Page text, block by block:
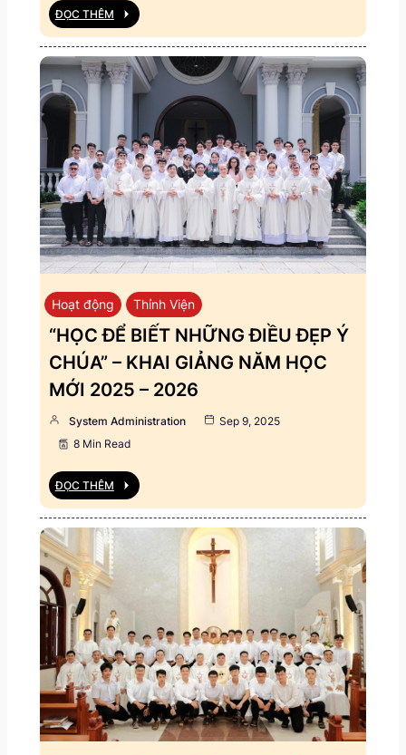
ĐỌC THÊM
Hoạt động Thỉnh Viện
“HỌC ĐỂ BIẾT NHỮNG ĐIỀU ĐẸP Ý
CHÚA” – KHAI GIẢNG NĂM HỌC
MỚI 2025 – 2026
System Administration
Sep 9, 2025
8 Min Read
ĐỌC THÊM